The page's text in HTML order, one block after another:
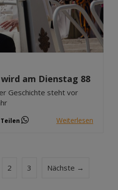
am Dienstag 88
Geschichte steht vor
Teilen Weiterlesen
2 3 Nächste →